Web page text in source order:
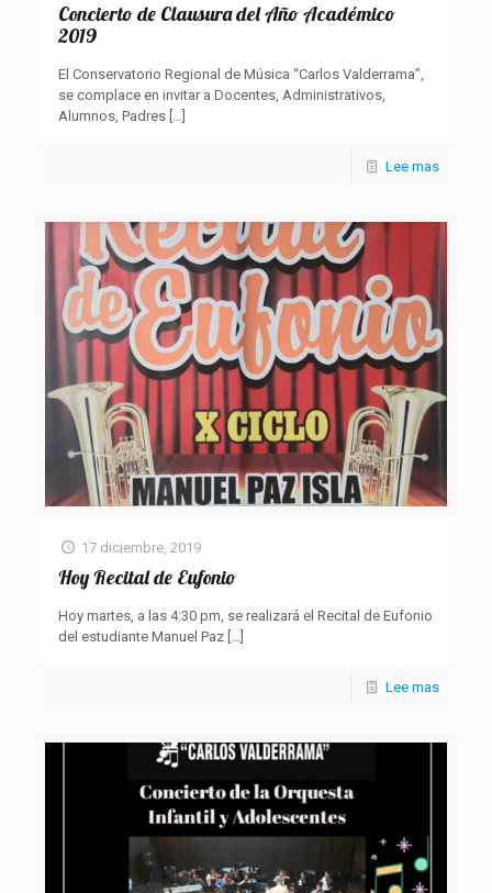
Concierto de Clausura del Año Académico
2019
El Conservatorio Regional de Música “Carlos Valderrama”,
se complace en invitar a Docentes, Administrativos,
Alumnos, Padres
Lee mas
17 diciembre, 2019
Hoy Recital de Eufonio
Hoy martes, a las 4:30 pm, se realizará el Recital de Eufonio
del estudiante Manuel Paz […]
Lee mas